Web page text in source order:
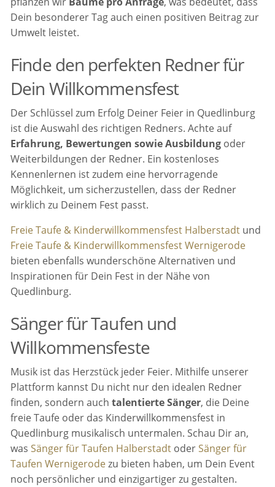
Dein besonderer Tag auch einen positiven Beitrag zur
Umwelt leistet.
Finde den perfekten Redner für
Dein Willkommensfest
Der Schlüssel zum Erfolg Deiner Feier in Quedlinburg
ist die Auswahl des richtigen Redners. Achte auf
Erfahrung, Bewertungen sowie Ausbildung oder
Weiterbildungen der Redner. Ein kostenloses
Kennenlernen ist zudem eine hervorragende
Möglichkeit, um sicherzustellen, dass der Redner
wirklich zu Deinem Fest passt.
Freie Taufe & Kinderwillkommensfest Halberstadt und
Freie Taufe & Kinderwillkommensfest Wernigerode
bieten ebenfalls wunderschöne Alternativen und
Inspirationen für Dein Fest in der Nähe von
Quedlinburg.
Sänger für Taufen und
Willkommensfeste
Musik ist das Herzstück jeder Feier. Mithilfe unserer
Plattform kannst Du nicht nur den idealen Redner
finden, sondern auchtalentierte Sänger, die Deine
freie Taufe oder das Kinderwillkommensfest in
Quedlinburg musikalisch untermalen. Schau Dir an,
wasSänger für Taufen Halberstadt oderSänger für
Taufen Wernigerodezu bieten haben, um Dein Event
noch persönlicher und einzigartiger zu gestalten.